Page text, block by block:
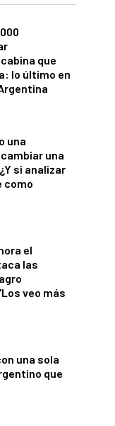
que
lo último en
una
una
si analizar
como
el
las
veo más
una sola
que